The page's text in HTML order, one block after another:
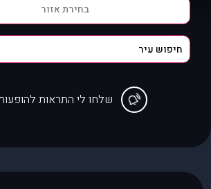
בחירת אזור
שלחו לי התראות